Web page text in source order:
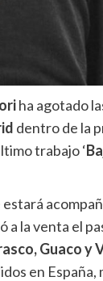
ha agotado
dentro de la
trabajo ‘
a la venta el
Guaco y
en